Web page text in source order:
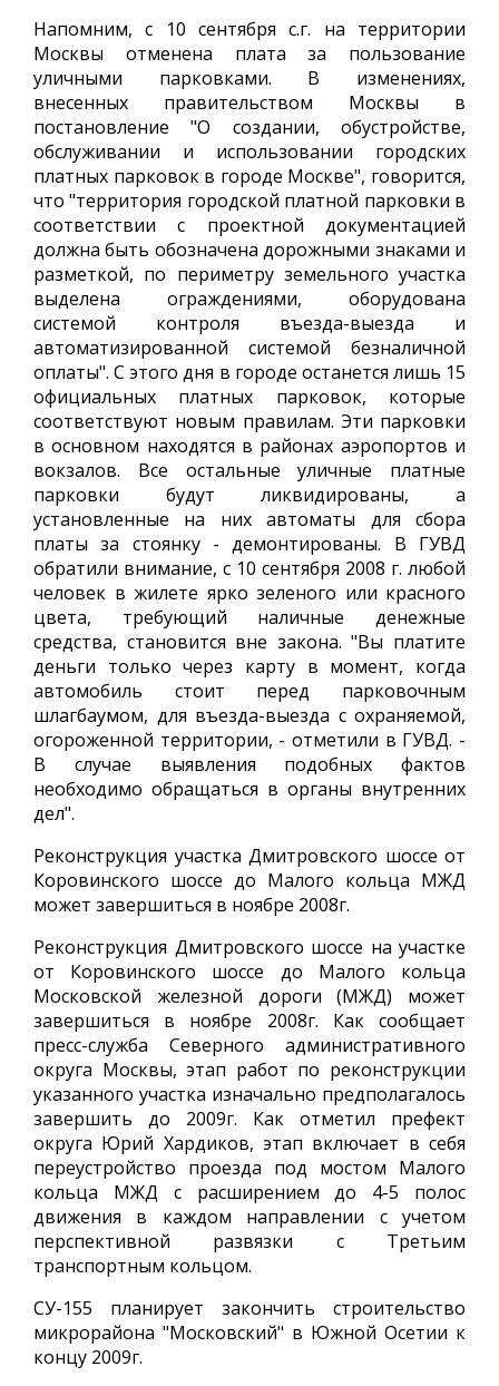
Напомним, с 10 сентября с.г. на территории
Москвы отменена плата за пользование
уличными парковками. В изменениях,
внесенных правительством Москвы в
постановление "О создании, обустройстве,
обслуживании и использовании городских
платных парковок в городе Москве", говорится,
что "территория городской платной парковки в
соответствии с проектной документацией
должна быть обозначена дорожными знаками и
разметкой, по периметру земельного участка
выделена ограждениями, оборудована
системой контроля въезда-выезда и
автоматизированной системой безналичной
оплаты". С этого дня в городе останется лишь 15
официальных платных парковок, которые
соответствуют новым правилам. Эти парковки
в основном находятся в районах аэропортов и
вокзалов. Все остальные уличные платные
парковки будут ликвидированы, а
установленные на них автоматы для сбора
платы за стоянку - демонтированы. В ГУВД
обратили внимание, с 10 сентября 2008 г. любой
человек в жилете ярко зеленого или красного
цвета, требующий наличные денежные
средства, становится вне закона. "Вы платите
деньги только через карту в момент, когда
автомобиль стоит перед парковочным
шлагбаумом, для въезда-выезда с охраняемой,
огороженной территории, - отметили в ГУВД. -
В случае выявления подобных фактов
необходимо обращаться в органы внутренних
дел".
Реконструкция участка Дмитровского шоссе от
Коровинского шоссе до Малого кольца МЖД
может завершиться в ноябре 2008г.
Реконструкция Дмитровского шоссе на участке
от Коровинского шоссе до Малого кольца
Московской железной дороги (МЖД) может
завершиться в ноябре 2008г. Как сообщает
пресс-служба Северного административного
округа Москвы, этап работ по реконструкции
указанного участка изначально предполагалось
завершить до 2009г. Как отметил префект
округа Юрий Хардиков, этап включает в себя
переустройство проезда под мостом Малого
кольца МЖД с расширением до 4-5 полос
движения в каждом направлении с учетом
перспективной развязки с Третьим
транспортным кольцом.
СУ-155 планирует закончить строительство
микрорайона "Московский" в Южной Осетии к
концу 2009г.